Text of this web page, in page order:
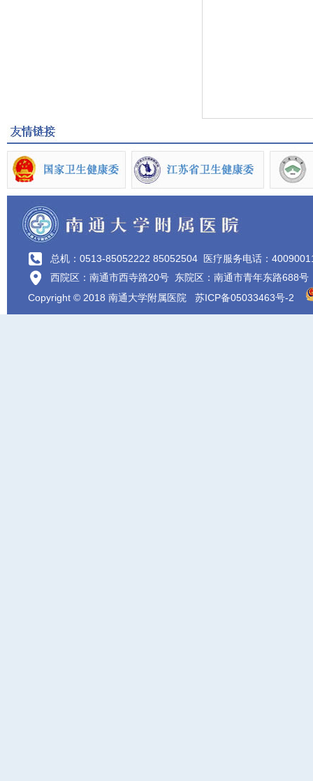
总机：0513-85052222 85052504 医疗服务电话：
西院区：南通市西寺路20号 东院区：南通市青年东路688号
Copyright © 2018 南通大学附属医院 苏ICP备05033463号-2